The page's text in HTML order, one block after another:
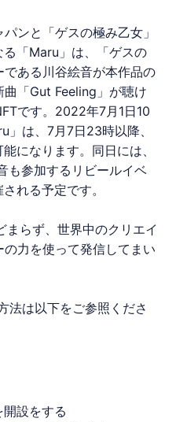
パンと「ゲスの極み乙女 」
る「Maru 」は、「ゲスの
である川谷絵音が本作品の
「Gut Feeling」が聴け
です。2022年7月1日10
」は、7月7日23時以降、
になります。同日には、
も参加するリビールイベ
れる予定です。
まらず、世界中のクリエイ
力を使って発信してまい
法は以下をご参照くださ
設をする